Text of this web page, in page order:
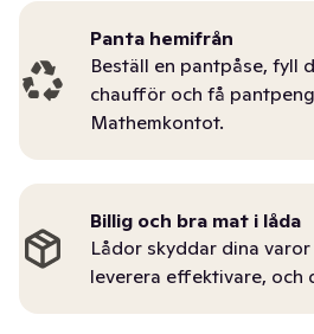
Panta hemifrån
Beställ en pantpåse, fyll
chaufför och få
Mathemkontot.
Billig och bra mat i låda
Lådor skyddar dina
leverera effektivare, och